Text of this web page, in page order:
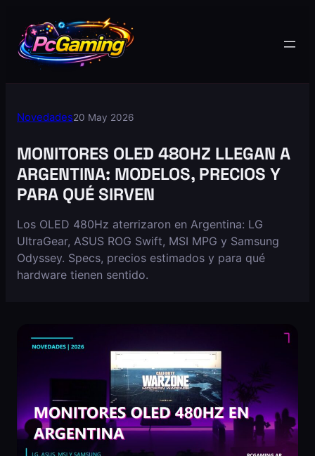
Novedades20 May 2026
MONITORES OLED 480HZ LLEGAN A
ARGENTINA: MODELOS, PRECIOS Y
PARA QUÉ SIRVEN
Los OLED 480Hz aterrizaron en Argentina: LG
UltraGear, ASUS ROG Swift, MSI MPG y Samsung
Odyssey. Specs, precios estimados y para qué
hardware tienen sentido.